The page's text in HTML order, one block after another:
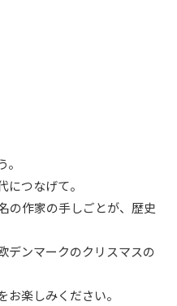
つなげて。
の作家の手しごとが、歴史
デンマークのクリスマスの
楽しみください。